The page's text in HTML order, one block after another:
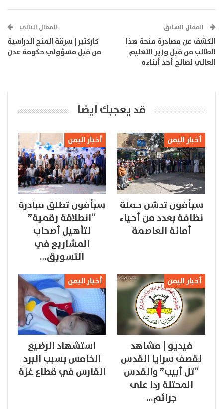
المقال السابق
الكشف عن مصادرة منحة هذا
الطالب من قبل وزير التعليم
العالي لصالح أحد أبناءه
المقال التالي
كاركتير | سرقة المنح الدراسية
من قبل مسؤولي حكومة عدن
قد يعجبك ايضا
أخبار اليمن
سبأفون تدشن حملة
نظافة بعدد من أحياء
أمانة العاصمة
أخبار اليمن
سبأفون تطلق مبادرة
“انطلاقة رقمية”
لتأهيل أصحاب
المشاريع في
التسويق…
أخبار اليمن
فيديو | مشاهد
لقصف سرايا القدس
“تل أبيب” والقدس
المحتلة ردا على
جرائم…
أخبار اليمن
استشهاد الرضيع
الخامس بسبب البرد
القارس في قطاع غزة